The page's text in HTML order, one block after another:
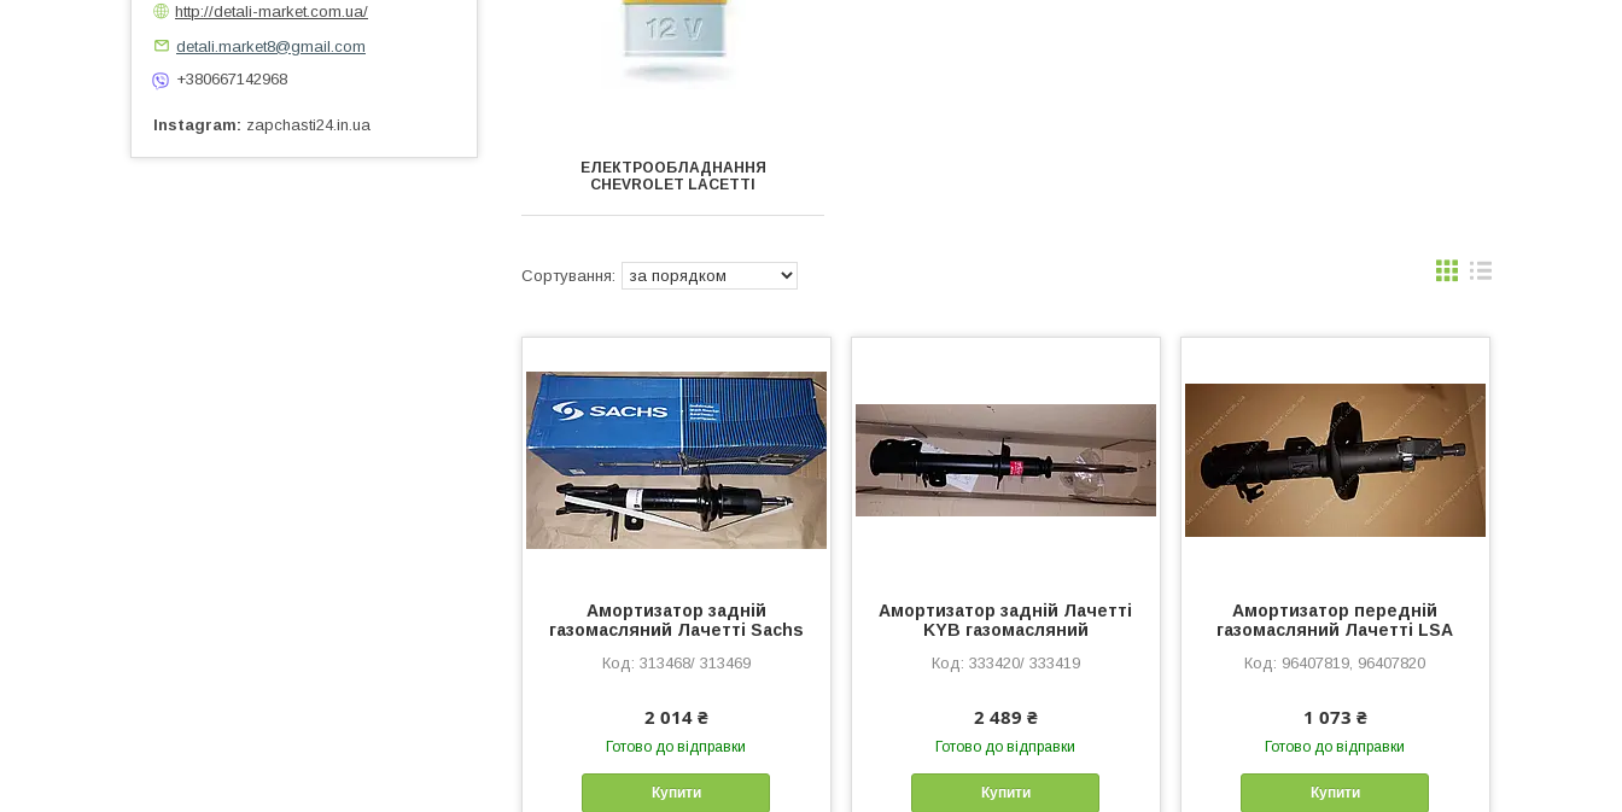
ЕЛЕКТРООБЛАДНАННЯ
CHEVROLET LACETTI
Амортизатор задній
газомасляний Лачетті Sachs
313468/ 313469
2 014 ₴
Готово до відправки
Купити
Амортизатор задній Лачетті
KYB газомасляний
333420/ 333419
2 489 ₴
Готово до відправки
Купити
Амортизатор передній
газомасляний Лачетті LSA
96407819, 96407820
1 073 ₴
Готово до відправки
Купити
http://detali-market.com.ua/
detali.market8@gmail.com
+380667142968
Instagram zapchasti24.in.ua